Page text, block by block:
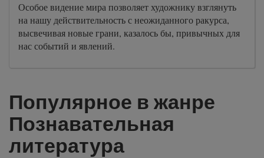
Особое видение мира позволяет художнику взглянуть
на нашу действительность с неожиданного ракурса,
высвечивая новые грани, казалось бы, привычных для
нас событий и явлений.
Популярное в жанре
Познавательная
литература